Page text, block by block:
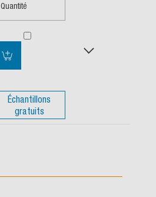
Quantité
Échantillons
gratuits